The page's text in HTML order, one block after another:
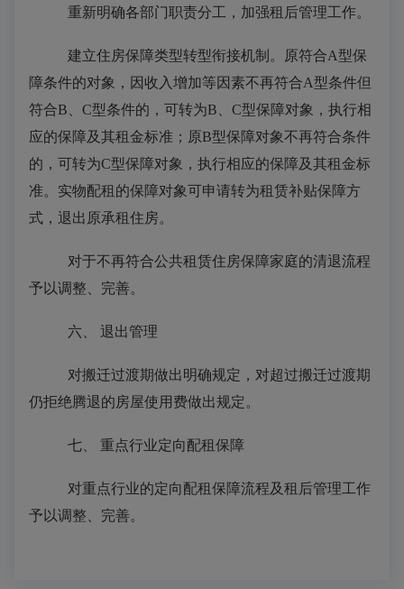
重新明确各部门职责分工， 加强租后管理工作。
建立住房保障类型转型衔接机制。原符合A型保
障条件的对象，因收入增加等因素不再符合A型条件但
符合B、C型条件的，可转为B、C型保障对象，执行相
应的保障及其租金标准；原B型保障对象不再符合条件
的，可转为C型保障对象，执行相应的保障及其租金标
准。实物配租的保障对象可申请转为租赁补贴保障方
式，退出原承租住房。
对于不再符合公共租赁住房保障家庭的清退流程
予以调整 、完善。
六、 退出管理
对搬迁过渡期做出明确规定 ， 对超过搬迁过渡期
仍拒绝腾退的房屋使用费做出规定 。
七、 重点行业定向配租保障
对重点行业的定向配租保障流程及租后管理工作
予以调整 、完善。